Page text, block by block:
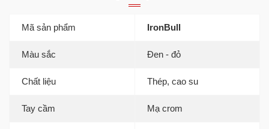
Mã sản phẩm IronBull
Màu sắc Đen - đỏ
Chất liệu Thép, cao su
Tay cầm Mạ crom